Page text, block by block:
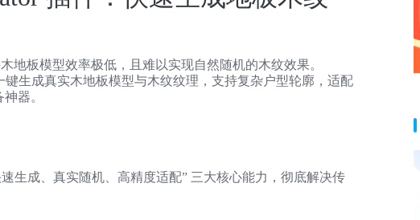
地板模型效率极低，且难以实现自然随机的木纹效果。
键生成真实木地板模型与木纹纹理，支持复杂户型轮廓，适配
器。
速生成、真实随机、高精度适配” 三大核心能力，彻底解决传